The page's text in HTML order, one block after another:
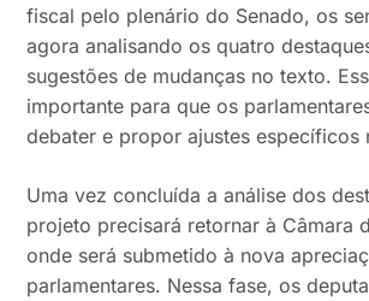
fiscal pelo plenário do Senado, os
agora analisando os quatro
sugestões de mudanças no texto.
importante para que os
debater e propor ajustes específicos
Uma vez concluída a análise dos
projeto precisará retornar à Câmara
onde será submetido à nova
parlamentares. Nessa fase, os